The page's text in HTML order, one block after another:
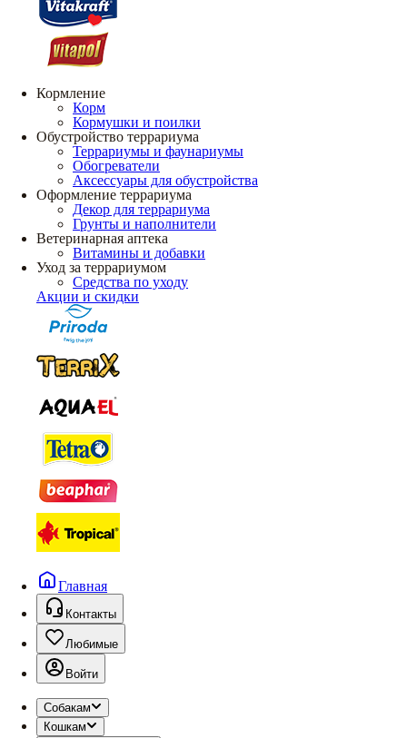
Кормление
Корм
Кормушки и поилки
Обустройство террариума
Террариумы и фаунариумы
Обогреватели
Аксессуары для обустройства
Оформление террариума
Декор для террариума
Грунты и наполнители
Ветеринарная аптека
Витамины и добавки
Уход за террариумом
Средства по уходу
Акции и скидки
Главная
Контакты
Любимые
Войти
Собакам
Кошкам